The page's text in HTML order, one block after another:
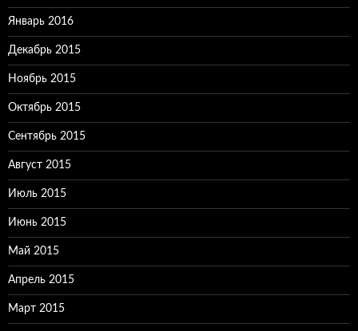
Январь 2016
Декабрь 2015
Ноябрь 2015
Октябрь 2015
Сентябрь 2015
Август 2015
Июль 2015
Июнь 2015
Май 2015
Апрель 2015
Март 2015